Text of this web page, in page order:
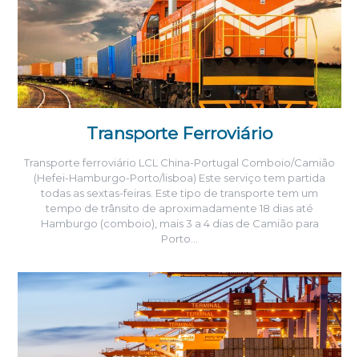
Transporte Ferroviário
Transporte ferroviário LCL China-Portugal Comboio/Camião
(Hefei-Hamburgo-Porto/lisboa) Este serviço tem partida
todas as sextas-feiras. Este tipo de transporte tem um
tempo de trânsito de aproximadamente 18 dias até
Hamburgo (comboio), mais 3 a 4 dias de Camião para
Porto…